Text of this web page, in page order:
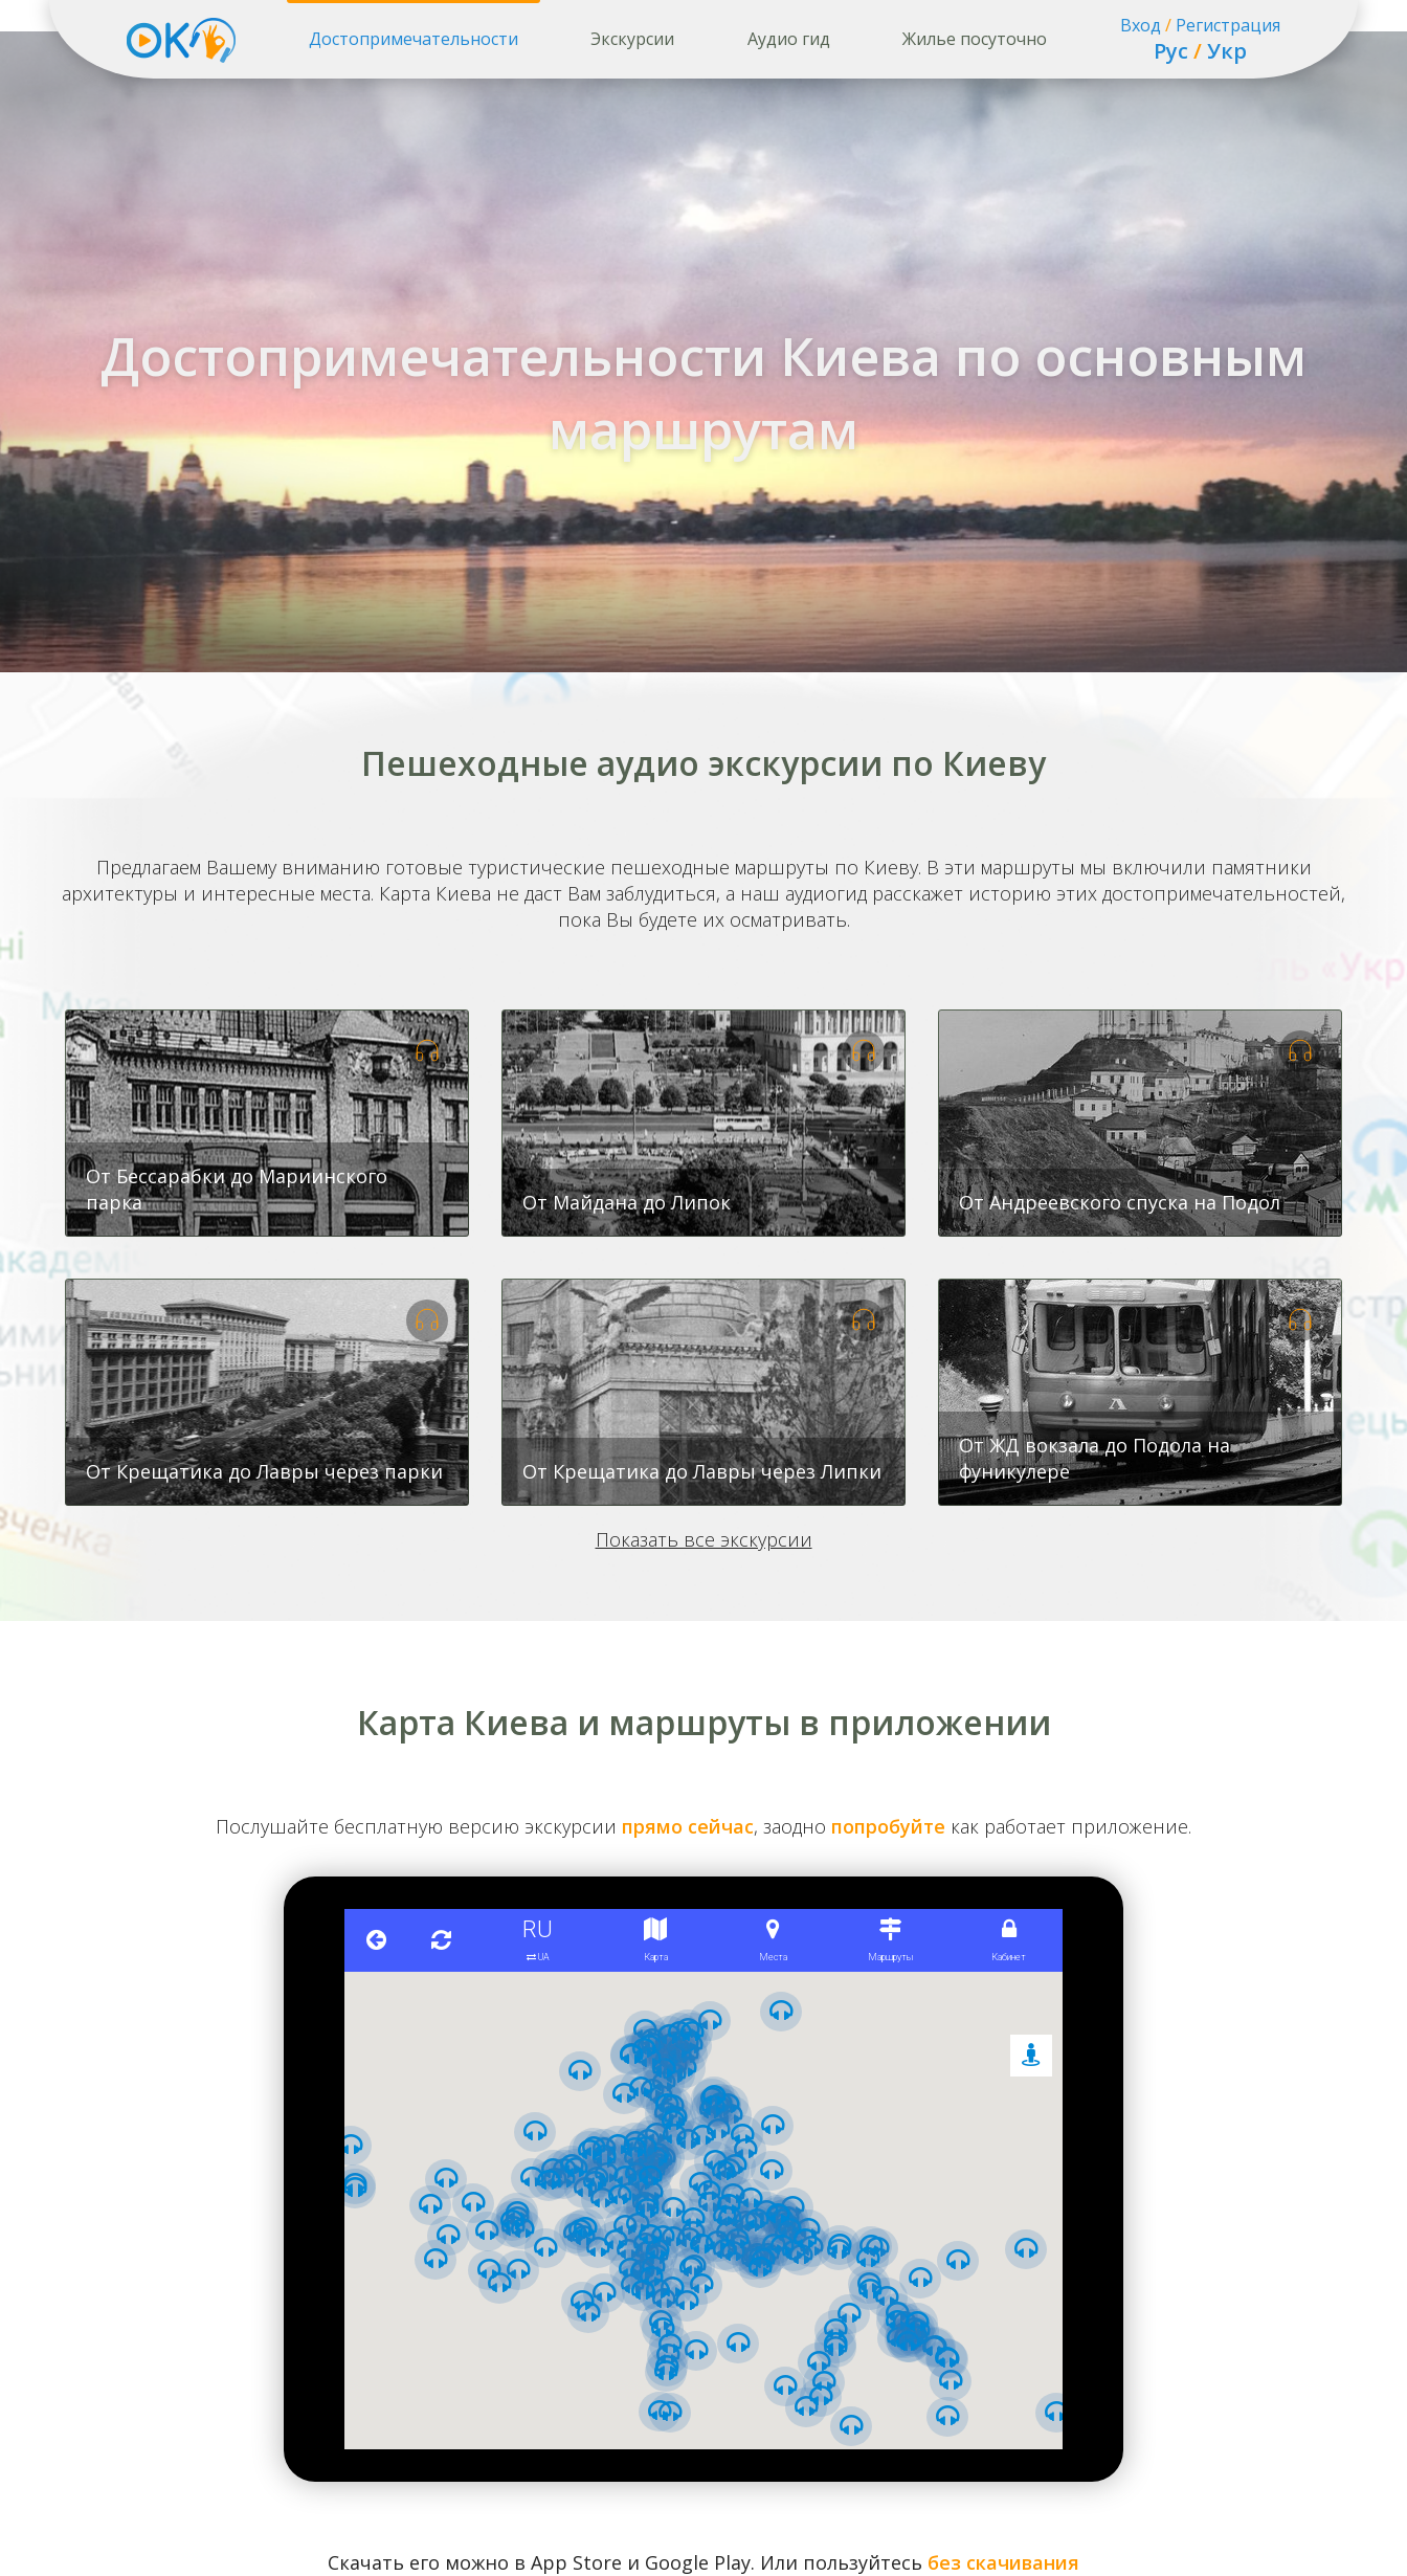
Достопримечательности Экскурсии Аудио гид Жилье посуточно
Вход / Регистрация
Рус /Укр
Достопримечательности Киева по основным
маршрутам
Пешеходные аудио экскурсии по Киеву
Предлагаем Вашему вниманию готовые туристические пешеходные маршруты по Киеву. В эти маршруты мы включили памятники
архитектуры и интересные места. Карта Киева не даст Вам заблудиться, а наш аудиогид расскажет историю этих достопримечательностей,
пока Вы будете их осматривать.
От Бессарабки до Мариинского
парка
От Майдана до Липок От Андреевского спуска на Подол
От Крещатика до Лавры через парки От Крещатика до Лавры через Липки
От ЖД вокзала до Подола на
фуникулере
Обзорная - от центра на Подол
Обзорная – от центра на
Андреевский спуск
Обзорная - от Золотых ворот на
Бессарабку
От ЖД вокзала на Андреевский спуск
От Золотых ворот на Крещатик Майдан - Контрактовая площадь
Показать все экскурсии
Карта Киева и маршруты в приложении
Послушайте бесплатную версию экскурсии прямо сейчас, заодно попробуйте как работает приложение.
Скачать его можно в App Store и Google Play. Или пользуйтесь без скачивания